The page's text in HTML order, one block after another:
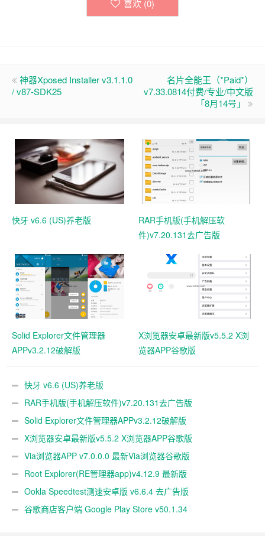
喜欢 (0)
神器Xposed Installer v3.1.1.0
/ v87-SDK25
名片全能王（*Paid*）
v7.33.0814付费/专业/中文版
「8月14号」
快牙 v6.6 (US)养老版
RAR手机版(手机解压软
件)v7.20.131去广告版
Solid Explorer文件管理器
APPv3.2.12破解版
X浏览器安卓最新版v5.5.2 X浏
览器APP谷歌版
快牙 v6.6 (US)养老版
RAR手机版(手机解压软件)v7.20.131去广告版
Solid Explorer文件管理器APPv3.2.12破解版
X浏览器安卓最新版v5.5.2 X浏览器APP谷歌版
Via浏览器APP v7.0.0.0 最新Via浏览器谷歌版
Root Explorer(RE管理器app)v4.12.9 最新版
Ookla Speedtest测速安卓版 v6.6.4 去广告版
谷歌商店客户端 Google Play Store v50.1.34